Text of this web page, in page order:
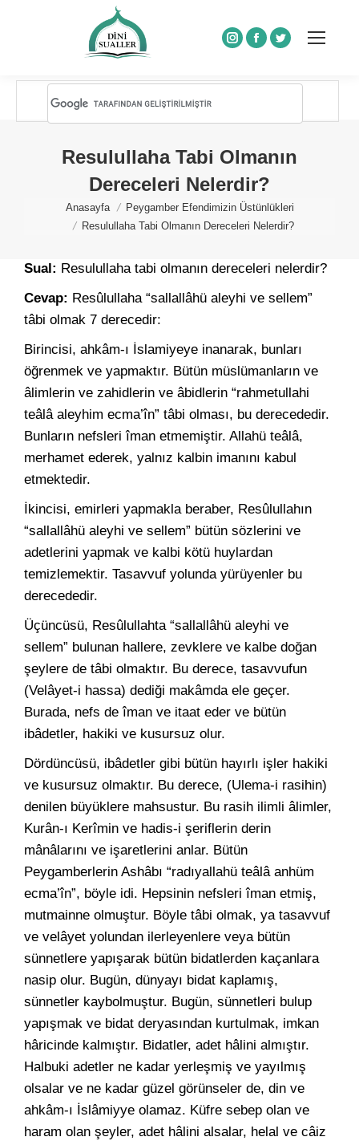
Instagram
Facebook
Twitter
Resulullaha Tabi Olmanın
Dereceleri Nelerdir?
You are here:
Anasayfa
Peygamber Efendimizin Üstünlükleri
Resulullaha Tabi Olmanın Dereceleri Nelerdir?
Sual: Resulullaha tabi olmanın dereceleri nelerdir?
Cevap: Resûlullaha “sallallâhü aleyhi ve sellem”
tâbi olmak 7 derecedir:
Birincisi, ahkâm-ı İslamiyeye inanarak, bunları
öğrenmek ve yapmaktır. Bütün müslümanların ve
âlimlerin ve zahidlerin ve âbidlerin “rahmetullahi
teâlâ aleyhim ecma’în” tâbi olması, bu derecededir.
Bunların nefsleri îman etmemiştir. Allahü teâlâ,
merhamet ederek, yalnız kalbin imanını kabul
etmektedir.
İkincisi, emirleri yapmakla beraber, Resûlullahın
“sallallâhü aleyhi ve sellem” bütün sözlerini ve
adetlerini yapmak ve kalbi kötü huylardan
temizlemektir. Tasavvuf yolunda yürüyenler bu
derecededir.
Üçüncüsü, Resûlullahta “sallallâhü aleyhi ve
sellem” bulunan hallere, zevklere ve kalbe doğan
şeylere de tâbi olmaktır. Bu derece, tasavvufun
(Velâyet-i hassa) dediği makâmda ele geçer.
Burada, nefs de îman ve itaat eder ve bütün
ibâdetler, hakiki ve kusursuz olur.
Dördüncüsü, ibâdetler gibi bütün hayırlı işler hakiki
ve kusursuz olmaktır. Bu derece, (Ulema-i rasihin)
denilen büyüklere mahsustur. Bu rasih ilimli âlimler,
Kurân-ı Kerîmin ve hadis-i şeriflerin derin
mânâlarını ve işaretlerini anlar. Bütün
Peygamberlerin Ashâbı “radıyallahü teâlâ anhüm
ecma’în”, böyle idi. Hepsinin nefsleri îman etmiş,
mutmainne olmuştur. Böyle tâbi olmak, ya tasavvuf
ve velâyet yolundan ilerleyenlere veya bütün
sünnetlere yapışarak bütün bidatlerden kaçanlara
nasip olur. Bugün, dünyayı bidat kaplamış,
sünnetler kaybolmuştur. Bugün, sünnetleri bulup
yapışmak ve bidat deryasından kurtulmak, imkan
hâricinde kalmıştır. Bidatler, adet hâlini almıştır.
Halbuki adetler ne kadar yerleşmiş ve yayılmış
olsalar ve ne kadar güzel görünseler de, din ve
ahkâm-ı İslâmiyye olamaz. Küfre sebep olan ve
haram olan şeyler, adet hâlini alsalar, helal ve câiz